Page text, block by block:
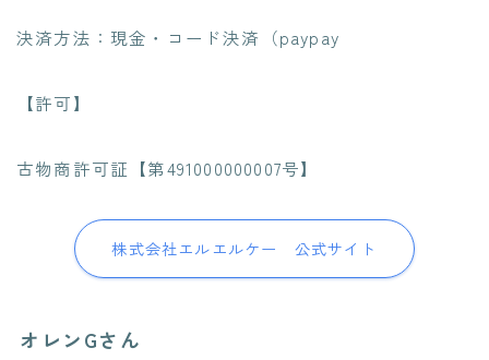
決済方法：現金・コード決済（paypay
【許可】
古物商許可証【第491000000007号】
株式会社エルエルケー 公式サイト
オレンGさん